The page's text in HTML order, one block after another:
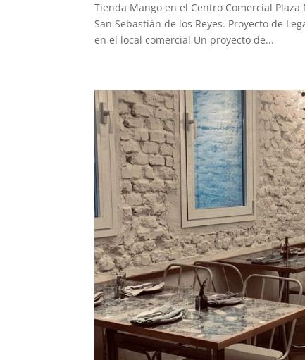
Tienda Mango en el Centro Comercial
San Sebastián de los Reyes. Proyecto de
en el local comercial Un proyecto de...